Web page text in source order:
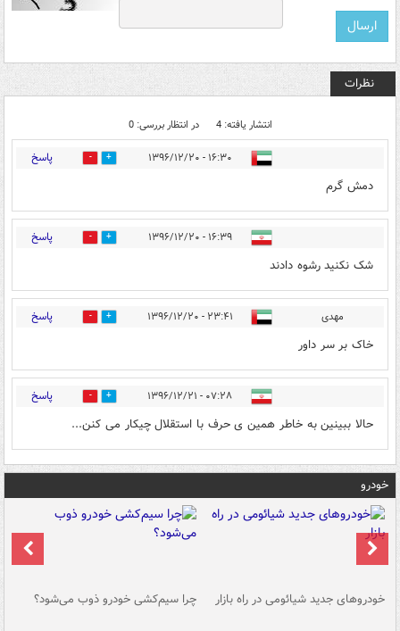
نظرات
انتشار یافته: 4 در انتظار بررسی: 0
۱۶:۳۰ - ۱۳۹۶/۱۲/۲۰ 37 پاسخ
دمش گرم
۱۶:۳۹ - ۱۳۹۶/۱۲/۲۰ 42 پاسخ
شک نکنید رشوه دادند
مهدی ۲۳:۴۱ - ۱۳۹۶/۱۲/۲۰ 0 پاسخ
خاک بر سر داور
۰۷:۲۸ - ۱۳۹۶/۱۲/۲۱ 0 پاسخ
حالا ببینین به خاطر همین ی حرف با استقلال چیکار می کنن...
خودرو
خودروهای جدید شیائومی در راه بازار چرا سیم‌کشی خودرو ذوب می‌شود؟